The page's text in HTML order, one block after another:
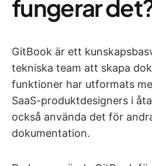
fungerar
GitBook är ett
tekniska team att skapa
funktioner har utformats
SaaS-produktdesigners i
också använda det för
dokumentation.